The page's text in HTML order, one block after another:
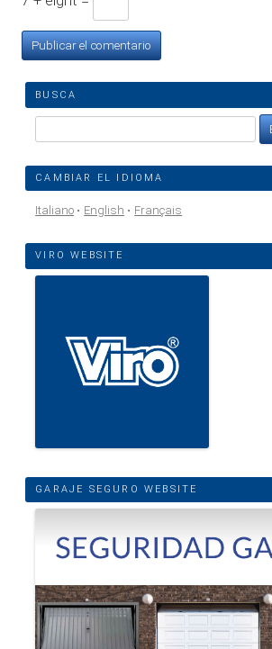
BUSCA
CAMBIAR EL IDIOMA
Italiano English Français
VIRO WEBSITE
GARAJE SEGURO WEBSITE